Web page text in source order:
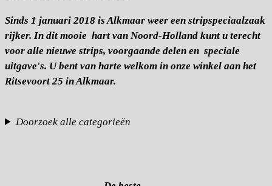
Sinds 1 januari 2018 is Alkmaar weer een stripspeciaalzaak
rijker. In dit mooie hart van Noord-Holland kunt u terecht
voor alle nieuwe strips, voorgaande delen en speciale
uitgave's. U bent van harte welkom in onze winkel aan het
Ritsevoort 25 in Alkmaar.
Doorzoek alle categorieën